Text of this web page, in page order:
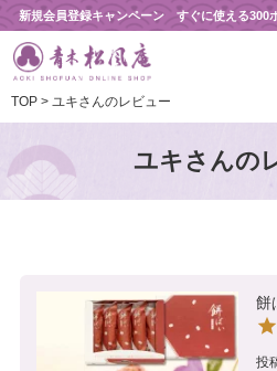
新規会員登録キャンペーン すぐに使える300
TOP ユキさんのレビュー
ユキさんの
餅
投